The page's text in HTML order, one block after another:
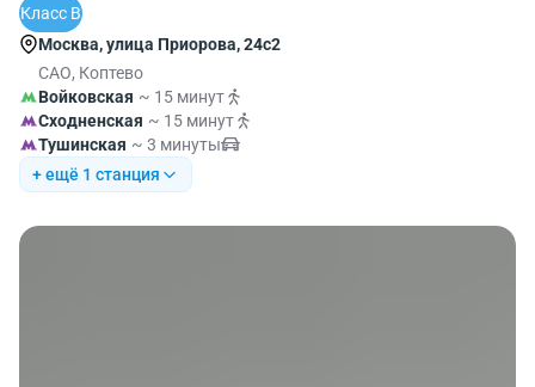
Класс B
Москва, улица Приорова, 24с2
САО, Коптево
Войковская ~ 15 минут
Сходненская ~ 15 минут
Тушинская ~ 3 минуты
+ ещё 1 станция